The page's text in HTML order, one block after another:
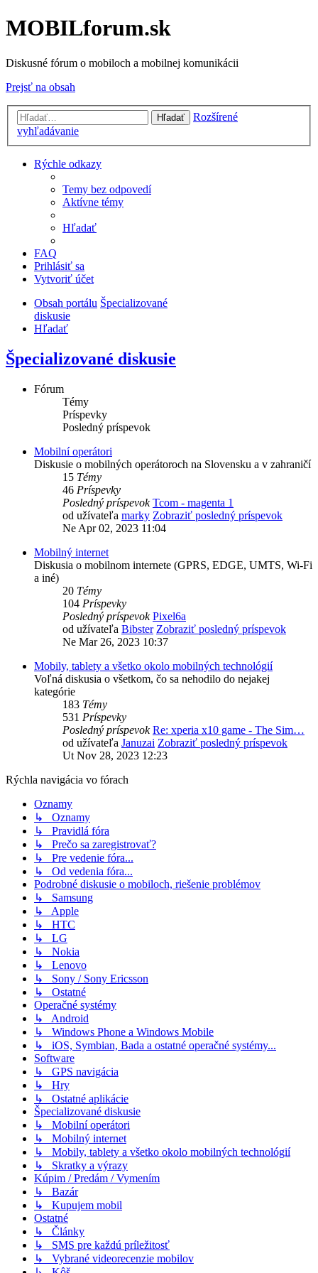
MOBILforum.sk
Diskusné fórum o mobiloch a mobilnej komunikácii
Prejsť na obsah
Hľadať
Rozšírené
vyhľadávanie
Rýchle odkazy
Temy bez odpovedí
Aktívne témy
Hľadať
FAQ
Prihlásiť sa
Vytvoriť účet
Obsah portálu Špecializované
diskusie
Hľadať
Špecializované diskusie
Fórum
Témy
Príspevky
Posledný príspevok
Mobilní operátori
Diskusie o mobilných operátoroch na Slovensku a v zahraničí
15 Témy
46 Príspevky
Posledný príspevok Tcom - magenta 1
od užívateľa marky Zobraziť posledný príspevok
Ne Apr 02, 2023 11:04
Mobilný internet
Diskusia o mobilnom internete (GPRS, EDGE, UMTS, Wi-Fi
a iné)
20 Témy
104 Príspevky
Posledný príspevok Pixel6a
od užívateľa Bibster Zobraziť posledný príspevok
Ne Mar 26, 2023 10:37
Mobily, tablety a všetko okolo mobilných technológií
Voľná diskusia o všetkom, čo sa nehodilo do nejakej
kategórie
183 Témy
531 Príspevky
Posledný príspevok Re: xperia x10 game - The Sim…
od užívateľa Januzai Zobraziť posledný príspevok
Ut Nov 28, 2023 12:23
Rýchla navigácia vo fórach
Oznamy
↳ Oznamy
↳ Pravidlá fóra
↳ Prečo sa zaregistrovať?
↳ Pre vedenie fóra...
↳ Od vedenia fóra...
Podrobné diskusie o mobiloch, riešenie problémov
↳ Samsung
↳ Apple
↳ HTC
↳ LG
↳ Nokia
↳ Lenovo
↳ Sony / Sony Ericsson
↳ Ostatné
Operačné systémy
↳ Android
↳ Windows Phone a Windows Mobile
↳ iOS, Symbian, Bada a ostatné operačné systémy...
Software
↳ GPS navigácia
↳ Hry
↳ Ostatné aplikácie
Špecializované diskusie
↳ Mobilní operátori
↳ Mobilný internet
↳ Mobily, tablety a všetko okolo mobilných technológií
↳ Skratky a výrazy
Kúpim / Predám / Vymením
↳ Bazár
↳ Kupujem mobil
Ostatné
↳ Články
↳ SMS pre každú príležitosť
↳ Vybrané videorecenzie mobilov